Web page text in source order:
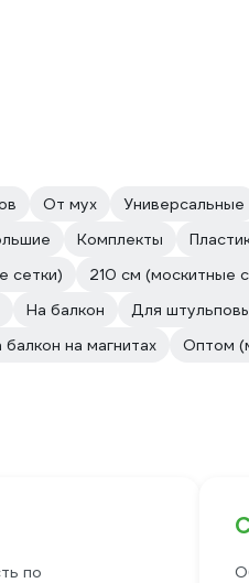
От мух Универсальные
Комплекты
сетки) 210 см (москитные
На балкон Для
балкон на магнитах Оптом
по